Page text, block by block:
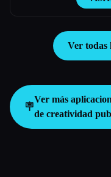
Ver todas
🪧
Ver más
de creatividad